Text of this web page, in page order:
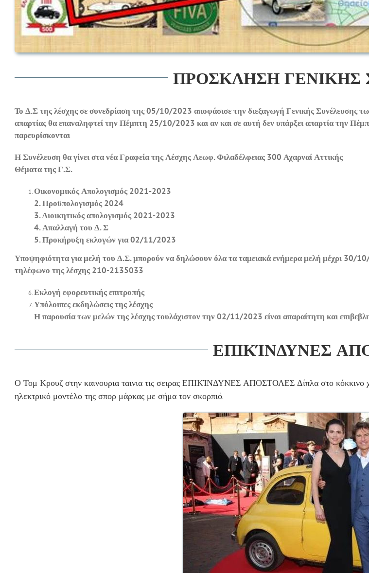
ΠΡΟΣΚΛΗΣΗ ΓΕΝΙΚΗΣ
Το Δ.Σ της λέσχης σε συνεδρίαση της 05/10/2023 αποφάσισε την διεξαγωγή Γενικής
απαρτίας θα επαναληφτεί την Πέμπτη 25/10/2023 και αν και σε αυτή δεν υπάρξει απαρτία την
παρευρίσκονται
Η Συνέλευση θα γίνει στα νέα Γραφεία της Λέσχης Λεωφ. Φιλαδέλφειας 300 Αχαρναί Αττικής
Θέματα της Γ.Σ.
Οικονομικός Απολογισμός 2021-2023
2. Προϋπολογισμός 2024
3. Διοικητικός απολογισμός 2021-2023
4. Απαλλαγή του Δ. Σ
5. Προκήρυξη εκλογών για 02/11/2023
Υποψηφιότητα για μελή του Δ.Σ. μπορούν να δηλώσουν όλα τα ταμειακά ενήμερα μελή μέχρι 30/
τηλέφωνο της λέσχης 210-2135033
Εκλογή εφορευτικής επιτροπής
Υπόλοιπες εκδηλώσεις της λέσχης
Η παρουσία των μελών της λέσχης τουλάχιστον την 02/11/2023 είναι απαραίτητη και
ΕΠΙΚΊΝΔΥΝΕΣ
Ο Τομ Κρουζ στην καινουρια ταινια τις σειρας ΕΠΙΚΊΝΔΥΝΕΣ ΑΠΟΣΤΟΛΕΣ Δίπλα στο κόκκινο
ηλεκτρικό μοντέλο της σπορ μάρκας με σήμα τον σκορπιό.